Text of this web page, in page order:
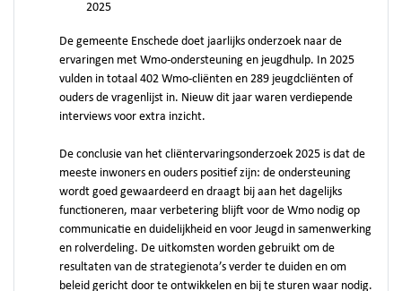
2025
De gemeente Enschede doet jaarlijks onderzoek naar de
ervaringen met Wmo-ondersteuning en jeugdhulp. In 2025
vulden in totaal 402 Wmo-cliënten en 289 jeugdcliënten of
ouders de vragenlijst in. Nieuw dit jaar waren verdiepende
interviews voor extra inzicht.
De conclusie van het cliëntervaringsonderzoek 2025 is dat de
meeste inwoners en ouders positief zijn: de ondersteuning
wordt goed gewaardeerd en draagt bij aan het dagelijks
functioneren, maar verbetering blijft voor de Wmo nodig op
communicatie en duidelijkheid en voor Jeugd in samenwerking
en rolverdeling. De uitkomsten worden gebruikt om de
resultaten van de strategienota’s verder te duiden en om
beleid gericht door te ontwikkelen en bij te sturen waar nodig.